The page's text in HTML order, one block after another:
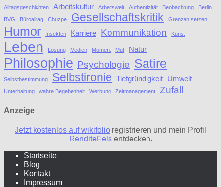
Alltagsgeschichten Arbeitskultur Arbeitswelt Authentizität Beobachtung
Berlin
BVG
Büroalltag Chuzpe Gesellschaftskritik Grenzen setzen
Humor Insekten Karriere Kommunikation Kunst
Leben Lösung Medien Moment Mut Natur
Philosophie Psychologie Satire
Selbstbestimmung Selbstironie Tiefgründigkeit Umwelt
Unterhaltung wahre Begebenheit Werbung Zeitmanagement Zufall
Anzeige
Jetzt kostenlos auf wikifolio registrieren und mein Profil
RenditeFelsentdecken.
Startseite
Blog
Kontakt
Impressum